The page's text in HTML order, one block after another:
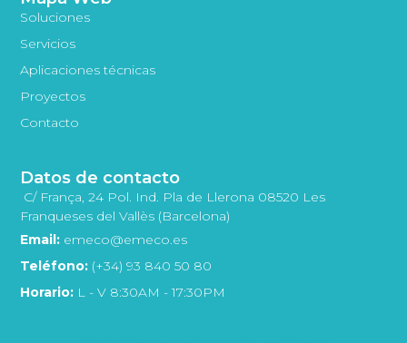
Soluciones
Servicios
Aplicaciones técnicas
Proyectos
Contacto
Datos de contacto
C/ França, 24 Pol. Ind. Pla de Llerona 08520 Les
Franqueses del Vallès (Barcelona)
Email: emeco@emeco.es
Teléfono: (+34) 93 840 50 80
Horario: L - V 8:30AM - 17:30PM